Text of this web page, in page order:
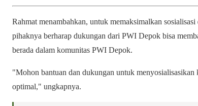
Rahmat menambahkan, untuk memaksimalkan
pihaknya berharap dukungan dari PWI Depok bisa
berada dalam komunitas PWI Depok.
"Mohon bantuan dan dukungan untuk
optimal," ungkapnya.